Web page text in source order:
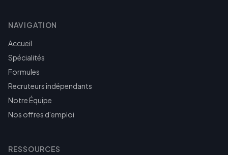
NAVIGATION
Accueil
Spécialités
Formules
Recruteurs indépendants
Notre Équipe
Nos offres d'emploi
RESSOURCES